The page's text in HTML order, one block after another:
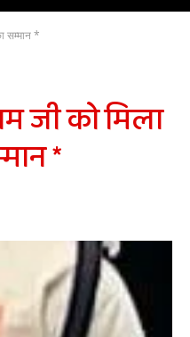
सम्मान *
जी को मिला
*